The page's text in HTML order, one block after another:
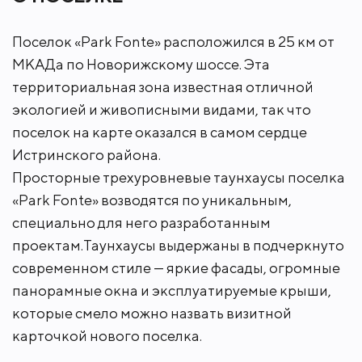
престижном, экологически чистом Истринском
районе Подмосковья. Выполнена превосходная
отделка с применением исключительно
натуральных экологичных материалов:
натурального прочного камня травертин и
натурального дуба. Для пола использовалась
инженерная доска из дуба "Finex" с укладкой
"елочкой". Все столярные изделия - из
натурального шпона дуба. Стеновые панели и
встроенные системы хранения выполнены из
шпона дуба. Все столешницы в санузлах, стеновая
панель в мастер-санузле, откосы стеклянных
дверей, столешница в постирочной и камин
изготовлены из прочного травертина "Narciss VC".
Обилие натурального дерева в убранстве создает
особую атмосферу уюта загородного дома.
Современный интерьер укомплектован стильной
мебелью. Гостиная с камином "Airtone" из
Поселок «Park Fonte» расположился в 25 км от
МКАДа по Новорижскому шоссе. Эта
территориальная зона известная отличной
экологией и живописными видами, так что
поселок на карте оказался в самом сердце
Истринского района.
Просторные трехуровневые таунхаусы поселка
«Park Fonte» возводятся по уникальным,
специально для него разработанным
проектам.Таунхаусы выдержаны в подчеркнуто
современном стиле — яркие фасады, огромные
панорамные окна и эксплуатируемые крыши,
которые смело можно назвать визитной
карточкой нового поселка.